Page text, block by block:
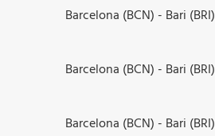
Barcelona (BCN) - Bari (BRI)
Barcelona (BCN) - Bari (BRI)
Barcelona (BCN) - Bari (BRI)